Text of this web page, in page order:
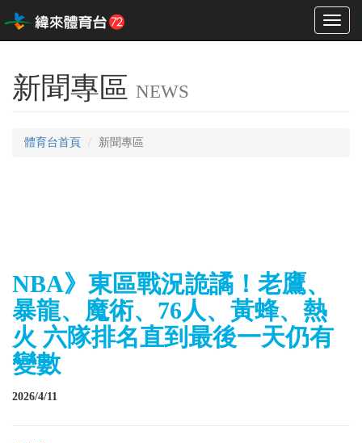
Toggle
新聞專區 NEWS
體育台首頁 新聞專區
NBA》東區戰況詭譎！老鷹、
暴龍、魔術、76人、黃蜂、熱
火 六隊排名直到最後一天仍有
變數
2026/4/11